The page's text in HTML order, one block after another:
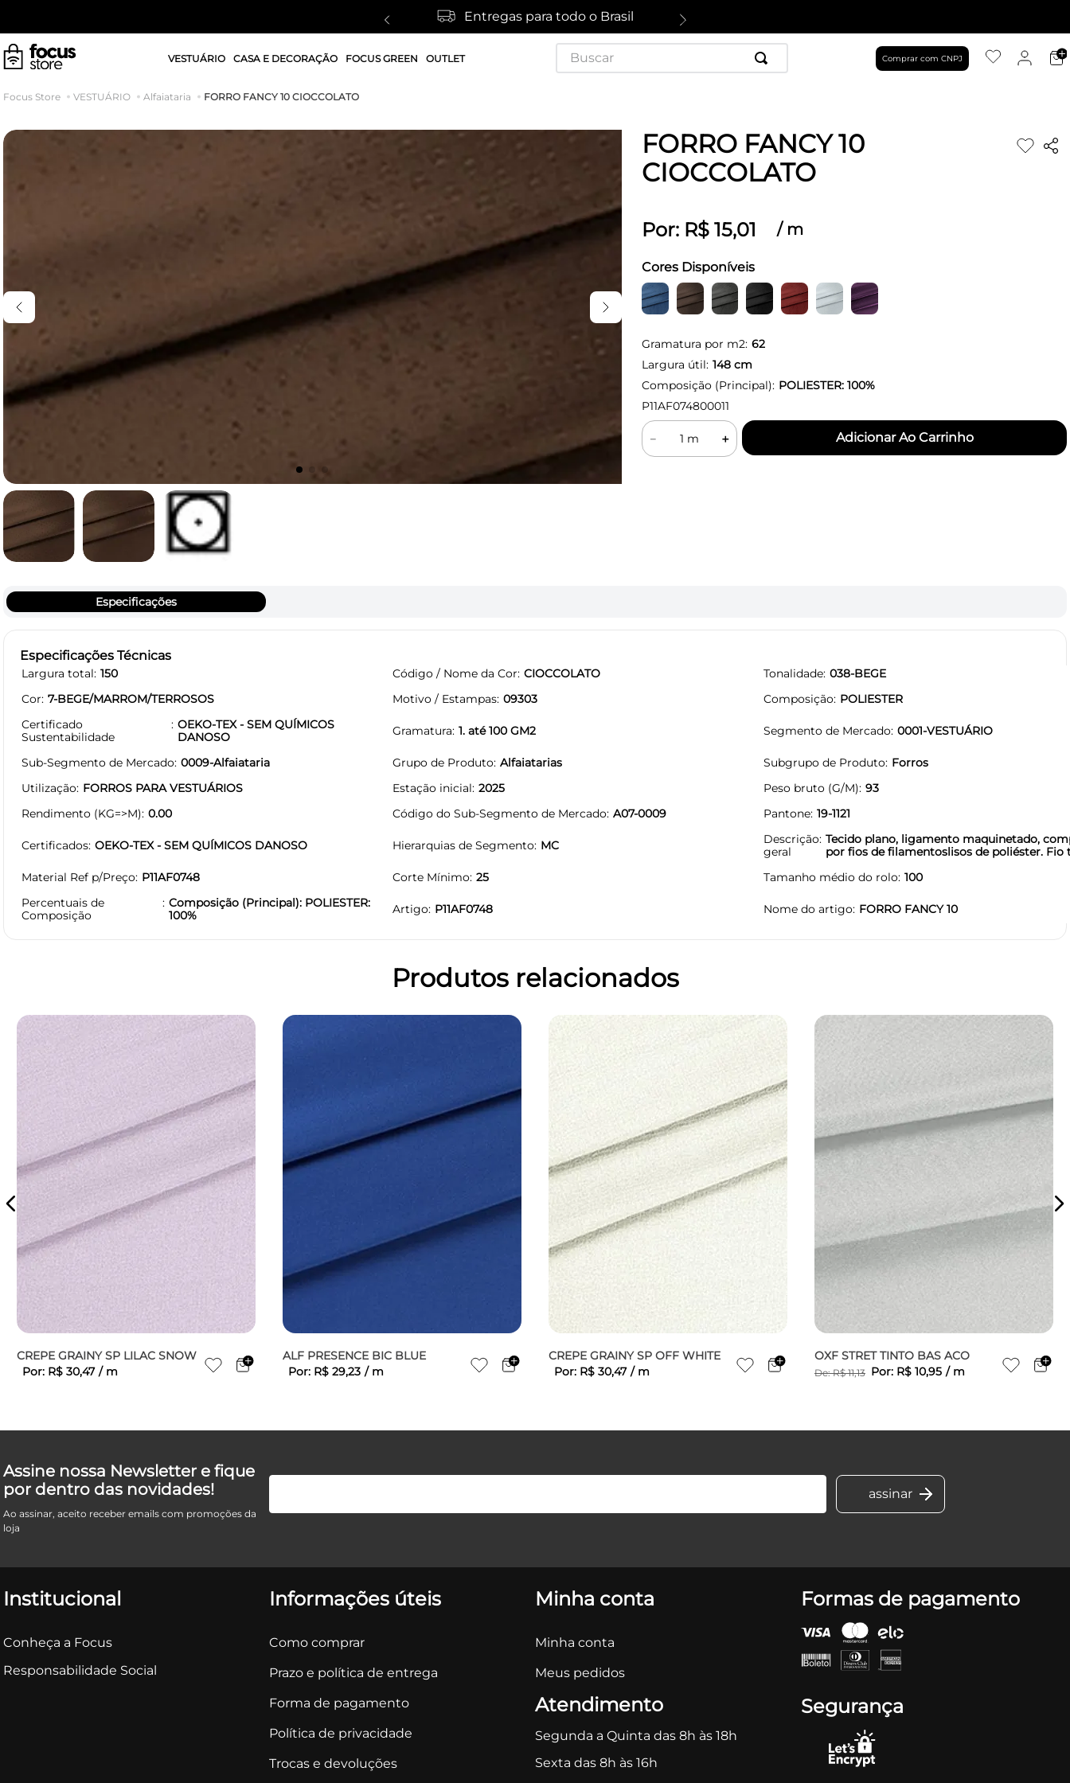
Entregas para todo o Brasil
VESTUÁRIO CASA E DECORAÇÃO FOCUS GREEN OUTLET
Buscar
Comprar com CNPJ
VESTUÁRIO Alfaiataria FORRO FANCY 10 CIOCCOLATO
FORRO FANCY 10
CIOCCOLATO
Por: R$ 15,01 / m
Cores Disponíveis
Gramatura por m2: 62
Largura útil: 148cm
Composição (Principal): POLIESTER: 100%
P11AF074800011
＋
－
Especificações
Especificações Técnicas
Largura total 150 Código / Nome da Cor CIOCCOLATO Tonalidade 038-BEGE
Cor 7-BEGE/MARROM/TERROSOS Motivo / Estampas 09303 Composição POLIESTER
Certificado
Sustentabilidade
OEKO-TEX - SEM QUÍMICOS
DANOSO
Gramatura 1. até 100 GM2 Segmento de Mercado 0001-VESTUÁRIO
Sub-Segmento de Mercado 0009-Alfaiataria Grupo de Produto Alfaiatarias Subgrupo de Produto Forros
Utilização FORROS PARA VESTUÁRIOS Estação inicial 2025 Peso bruto (G/M) 93
Rendimento (KG=>M) 0.00 Código do Sub-Segmento de Mercado A07-0009 Pantone 19-1121
Certificados OEKO-TEX - SEM QUÍMICOS DANOSO Hierarquias de Segmento MC
Descrição
geral
Tecido plano, ligamento maquinetado,
por fios de filamentoslisos de poliéster. Fio
Material Ref p/Preço P11AF0748 Corte Mínimo 25 Tamanho médio do rolo 100
Percentuais de
Composição
Composição (Principal): POLIESTER:
100%
Artigo P11AF0748 Nome do artigo FORRO FANCY 10
Produtos relacionados
CREPE GRAINY SP LILAC SNOW
Por: R$ 30,47 / m
ALF PRESENCE BIC BLUE
Por: R$ 29,23 / m
CREPE GRAINY SP OFF WHITE
Por: R$ 30,47 / m
OXF STRET TINTO BAS ACO
De:R$ 11,13 Por: R$ 10,95 / m
Assine nossa Newsletter e fique
por dentro das novidades!
Ao assinar, aceito receber emails com promoções da
loja
Institucional
Conheça a Focus
Responsabilidade Social
Informações úteis
Como comprar
Prazo e política de entrega
Forma de pagamento
Política de privacidade
Trocas e devoluções
Minha conta
Minha conta
Meus pedidos
Atendimento
Segunda a Quinta das 8h às 18h
Sexta das 8h às 16h
Formas de pagamento
Segurança